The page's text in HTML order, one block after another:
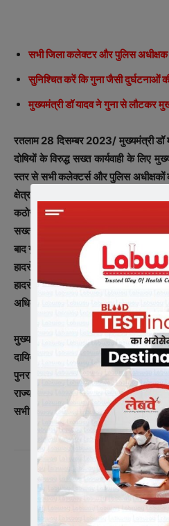
सभी जिला कलेक्टर और पुलिस अधीक्षक
सुनिश्चित करें कि गुना जैसी दुर्घटनाओं की
मुख्यमंत्री डॉ यादव ने गुना से लौटकर
रतलाम28 दिसम्बर2023/ मुख्यमंत्री डॉ
दोषियों के विरुद्ध सख्त कार्यवाही के लिए
स्तर से सभी कलेक्टर्स और पुलिस अधीक्षकों
क्षेत्र में बगैर परमिट के वाहन चलते हैं तो
कठोर कदम उठाएं। परिवहन विभाग के
सख्त कार्यवाही की जाए। मुख्यमंत्री डॉ
बाद गुना से लौटकर मीडिया प्रतिनिधियों
हादसे के लिए दोषी आरटीओ गुना और
हादसे के बाद समय पर फायर ब्रिगेड
अधिकारी के निलंबन का कदम उठाया गया है।
मुख्यमंत्री डॉ मोहन यादव ने कहा कि
दायित्व निर्धारित करते हुए दोषियों के
पुनरावृति ना हो यह भी ध्यान रखा
राज्य सरकार ने सजगता से ऐसी
सभी जिम्मेदार लोगों के विरुद्ध राज्य